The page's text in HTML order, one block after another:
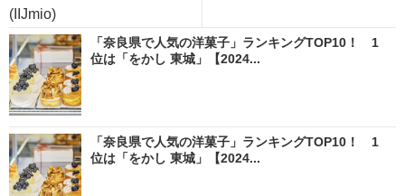
(IIJmio)
「奈良県で人気の洋菓子」ランキングTOP10！ 1
位は「をかし 東城」【2024...
「奈良県で人気の洋菓子」ランキングTOP10！ 1
位は「をかし 東城」【2024...